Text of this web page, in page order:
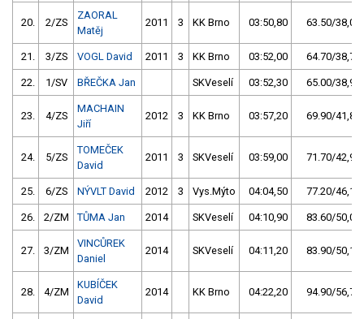
20. 2/ZS
ZAORAL
Matěj
2011 3 KK Brno 03:50,80 63.50/38,0
21. 3/ZS VOGL David 2011 3 KK Brno 03:52,00 64.70/38,7
22. 1/SV BŘEČKA Jan SKVeselí 03:52,30 65.00/38,9
23. 4/ZS
MACHAIN
Jiří
2012 3 KK Brno 03:57,20 69.90/41,8
24. 5/ZS
TOMEČEK
David
2011 3 SKVeselí 03:59,00 71.70/42,9
25. 6/ZS NÝVLT David 2012 3 Vys.Mýto 04:04,50 77.20/46,1
26. 2/ZM TŮMA Jan 2014 SKVeselí 04:10,90 83.60/50,0
27. 3/ZM
VINCŮREK
Daniel
2014 SKVeselí 04:11,20 83.90/50,1
28. 4/ZM
KUBÍČEK
David
2014 KK Brno 04:22,20 94.90/56,7